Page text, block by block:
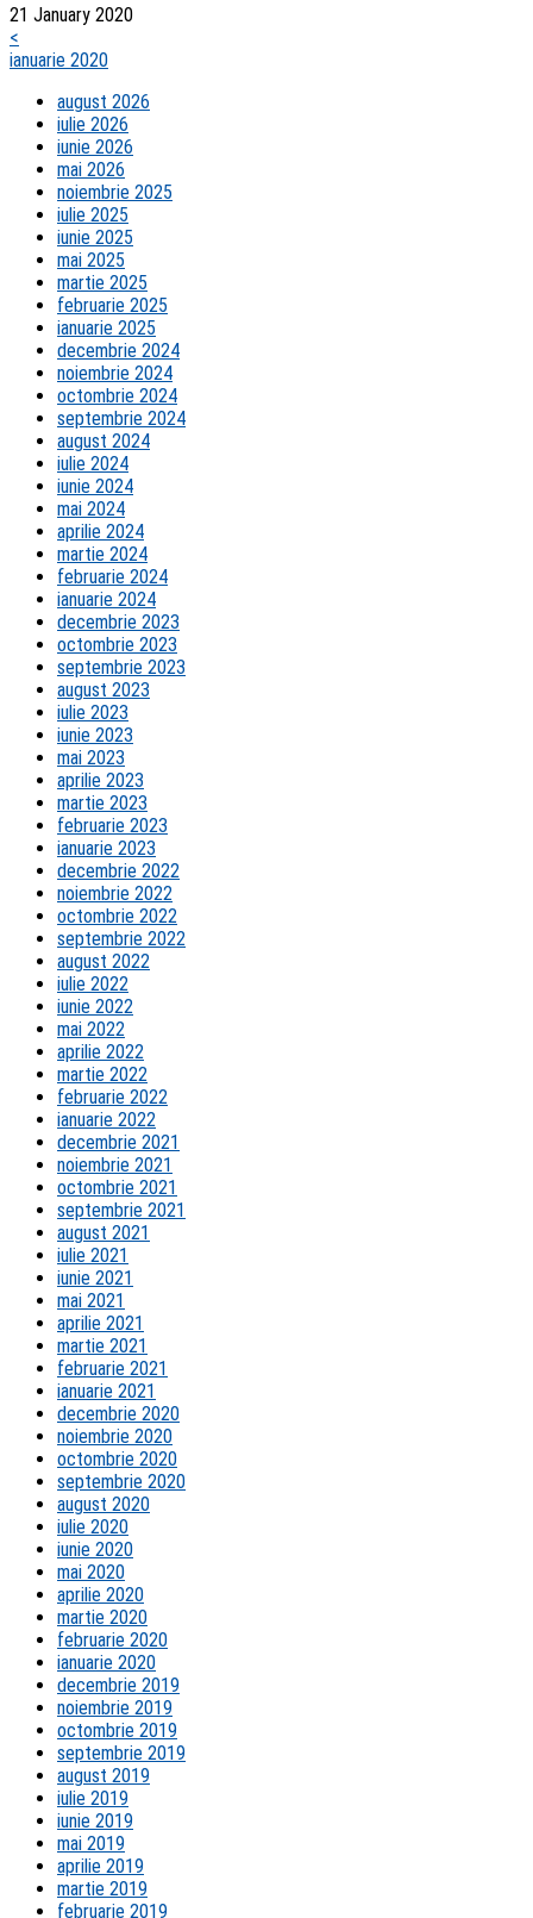
21 January 2020
<
ianuarie 2020
august 2026
iulie 2026
iunie 2026
mai 2026
noiembrie 2025
iulie 2025
iunie 2025
mai 2025
martie 2025
februarie 2025
ianuarie 2025
decembrie 2024
noiembrie 2024
octombrie 2024
septembrie 2024
august 2024
iulie 2024
iunie 2024
mai 2024
aprilie 2024
martie 2024
februarie 2024
ianuarie 2024
decembrie 2023
octombrie 2023
septembrie 2023
august 2023
iulie 2023
iunie 2023
mai 2023
aprilie 2023
martie 2023
februarie 2023
ianuarie 2023
decembrie 2022
noiembrie 2022
octombrie 2022
septembrie 2022
august 2022
iulie 2022
iunie 2022
mai 2022
aprilie 2022
martie 2022
februarie 2022
ianuarie 2022
decembrie 2021
noiembrie 2021
octombrie 2021
septembrie 2021
august 2021
iulie 2021
iunie 2021
mai 2021
aprilie 2021
martie 2021
februarie 2021
ianuarie 2021
decembrie 2020
noiembrie 2020
octombrie 2020
septembrie 2020
august 2020
iulie 2020
iunie 2020
mai 2020
aprilie 2020
martie 2020
februarie 2020
ianuarie 2020
decembrie 2019
noiembrie 2019
octombrie 2019
septembrie 2019
august 2019
iulie 2019
iunie 2019
mai 2019
aprilie 2019
martie 2019
februarie 2019